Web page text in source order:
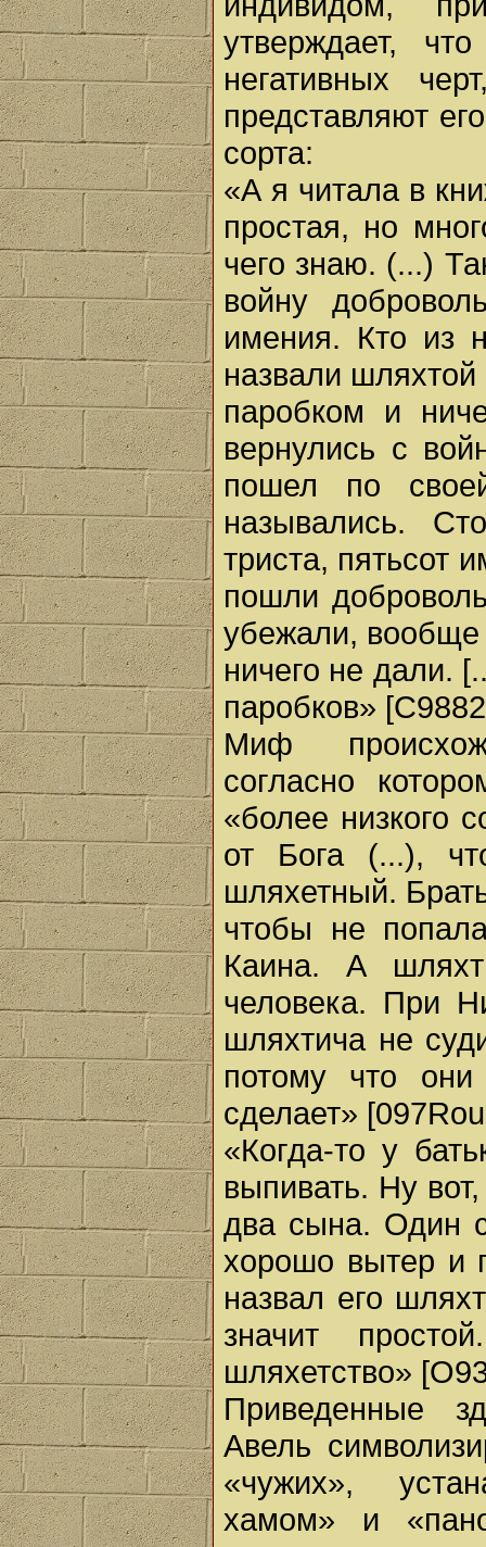
утверждает,
негативных
представляют
сорта:
«А я читала в
простая, но
чего знаю. (...)
войну
имения. Кто из
назвали
паробком и
вернулись с
пошел по
назывались.
триста, пятьсот
пошли
убежали, вообще
ничего не дали.
паробков»
Миф
согласно
«более низкого
от Бога (...),
шляхетный.
чтобы не
Каина. А
человека. При
шляхтича не
потому что
сделает»
«Когда-то у
выпивать. Ну
два сына. Один
хорошо вытер и
назвал его
значит
шляхетство»
Приведенные
Авель
«чужих»,
хамом» и